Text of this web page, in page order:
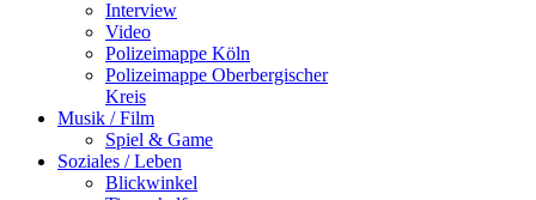
Interview
Video
Polizeimappe Köln
Polizeimappe Oberbergischer
Kreis
Musik / Film
Spiel & Game
Soziales / Leben
Blickwinkel